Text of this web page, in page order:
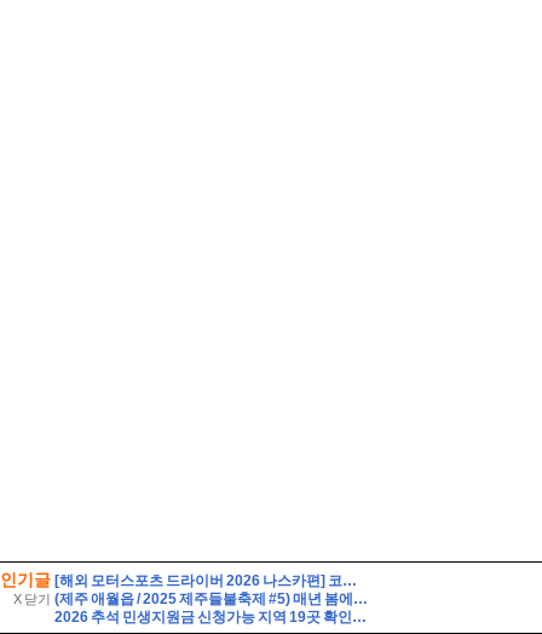
인기글
X 닫기
[해외 모터스포츠 드라이버 2026 나스카편] 코디 웨어 (Cody Ware)
(제주 애월읍 / 2025 제주들불축제 #5) 매년 봄에 제주도 새별오름에서 열리는 '들불놓기' 풍습을 현대적으로 재해석한 축제
2026 추석 민생지원금 신청가능 지역 19곳 확인, 신청방법 총정리(명절지원금)